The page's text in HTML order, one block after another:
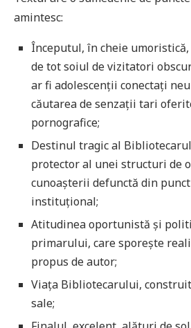
amintesc:
Începutul, în cheie
de tot soiul de vizitatori
ar fi adolescenții conectați
căutarea de senzații tari
pornografice;
Destinul tragic al
protector al unei structuri de
cunoașterii defunctă din
instituțional;
Atitudinea oportunistă și
primarului, care sporește
propus de autor;
Viața Bibliotecarului,
sale;